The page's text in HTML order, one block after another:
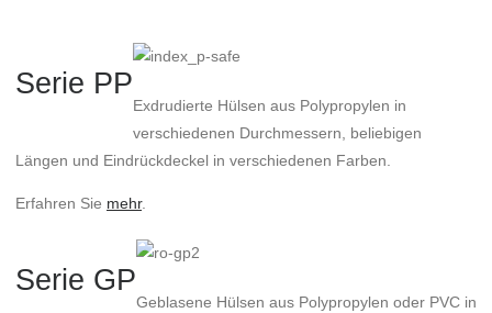
Serie PP
Exdrudierte Hülsen aus Polypropylen in
verschiedenen Durchmessern, beliebigen
Längen und Eindrückdeckel in verschiedenen Farben.
Erfahren Sie mehr.
Serie GP
Geblasene Hülsen aus Polypropylen oder PVC in